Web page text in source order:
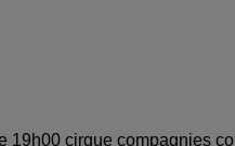
cirque compagnies